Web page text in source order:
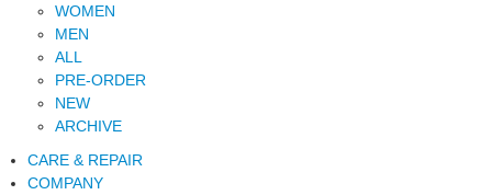
WOMEN
MEN
ALL
PRE-ORDER
NEW
ARCHIVE
CARE & REPAIR
COMPANY